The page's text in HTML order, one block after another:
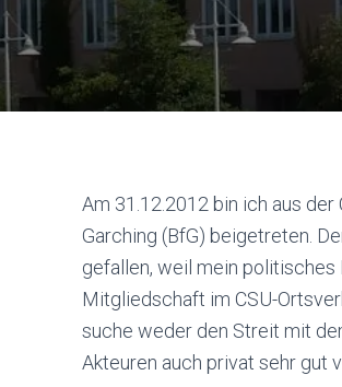
Am 31.12.2012 bin ich aus
Garching (BfG) beigetreten.
gefallen, weil mein politisches
Mitgliedschaft im CSU-
suche weder den Streit mit
Akteuren auch privat sehr gut